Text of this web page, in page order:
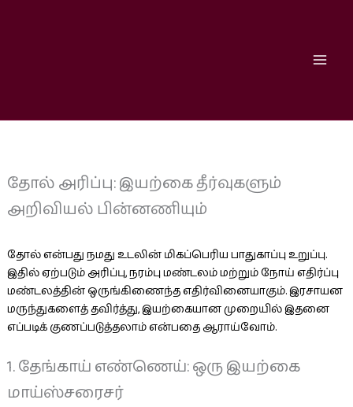
தோல் அரிப்பு: இயற்கை தீர்வுகளும்
அறிவியல் பின்னணியும்
தோல் என்பது நமது உடலின் மிகப்பெரிய பாதுகாப்பு உறுப்பு.
இதில் ஏற்படும் அரிப்பு, நரம்பு மண்டலம் மற்றும் நோய் எதிர்ப்பு
மண்டலத்தின் ஒருங்கிணைந்த எதிர்வினையாகும். இரசாயன
மருந்துகளைத் தவிர்த்து, இயற்கையான முறையில் இதனை
எப்படிக் குணப்படுத்தலாம் என்பதை ஆராய்வோம்.
1. தேங்காய் எண்ணெய்: ஒரு இயற்கை
மாய்ஸ்சரைசர்